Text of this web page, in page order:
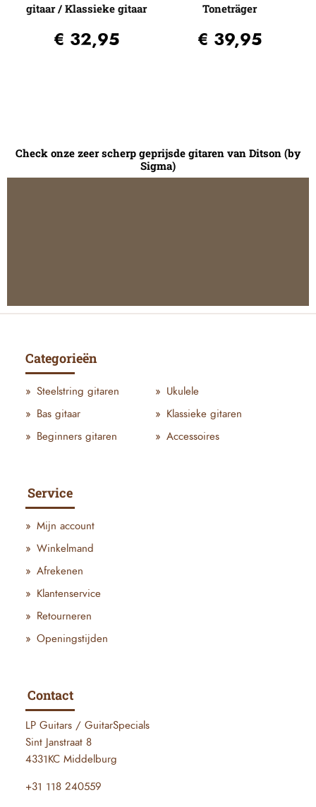
gitaar / Klassieke gitaar
€ 32,95
Toneträger
€ 39,95
Check onze zeer scherp geprijsde gitaren van Ditson (by
Sigma)
Categorieën
Steelstring gitaren
Ukulele
Bas gitaar
Klassieke gitaren
Beginners gitaren
Accessoires
Service
Mijn account
Winkelmand
Afrekenen
Klantenservice
Retourneren
Openingstijden
Contact
LP Guitars / GuitarSpecials
Sint Janstraat 8
4331KC Middelburg
+31 118 240559